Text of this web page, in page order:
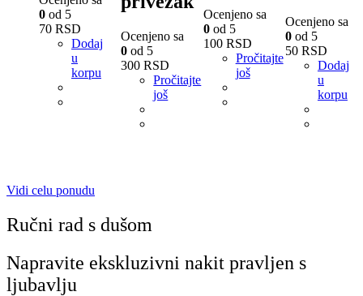
0 od 5
70 RSD
Dodaj
u
korpu
Ocenjeno sa
0 od 5
300RSD
Pročitajte
još
Ocenjeno sa
0od 5
100 RSD
Pročitajte
još
Ocenjeno sa
0od 5
50 RSD
Dodaj
u
korpu
Vidi celu ponudu
Ručni rad s dušom
Napravite ekskluzivni nakit pravljen s
ljubavlju